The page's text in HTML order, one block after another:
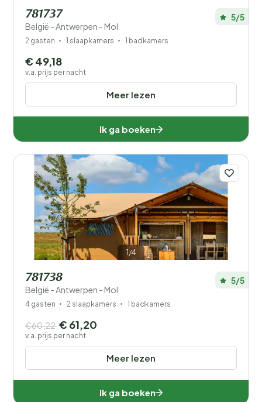
Type vakantiehuisje
Populaire filters
Mindervaliden
781737
België - Antwerpen - Mol
5/5
2 gasten 1 slaapkamers 1 badkamers
Meer lezen
€ 49,18
v.a. prijs per nacht
Ik ga boeken
1/4
781738
België - Antwerpen - Mol
5/5
4 gasten 2 slaapkamers 1 badkamers
Meer lezen
€60,22 € 61,20
v.a. prijs per nacht
Ik ga boeken